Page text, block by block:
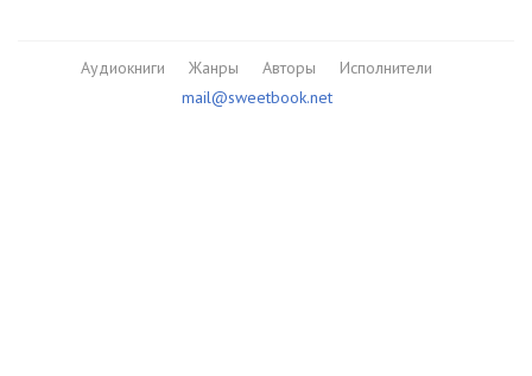
Аудиокниги Жанры Авторы
Исполнители
mail@sweetbook.net